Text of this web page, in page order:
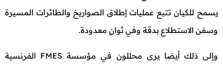
يسمح للكيان تتبع عمليات إطلاق الصواريخ والطائرات المسيرة
وسفن الاستطلاع بدقة وفي ثوانٍ معدودة.
وإلى ذلك أيضا يرى محللون في مؤسسة FMES الفرنسية